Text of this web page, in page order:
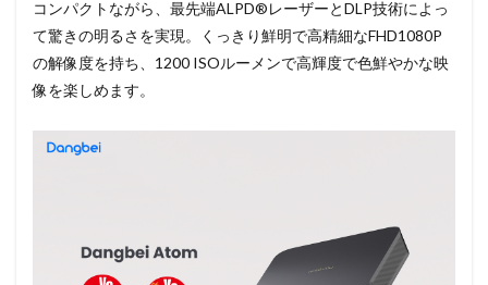
コンパクトながら、最先端ALPD®レーザーとDLP技術によっ
て驚きの明るさを実現。
くっきり鮮明で高精細なFHD1080P
の解像度を持ち、 1200 ISOルーメンで高輝度で色鮮やかな映
像を楽しめます。